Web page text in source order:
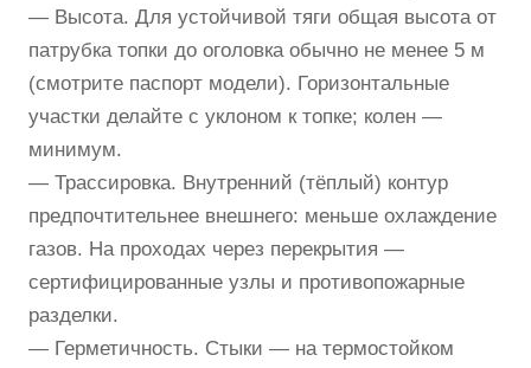
— Высота. Для устойчивой тяги общая высота от
патрубка топки до оголовка обычно не менее 5 м
(смотрите паспорт модели). Горизонтальные
участки делайте с уклоном к топке; колен —
минимум.
— Трассировка. Внутренний (тёплый) контур
предпочтительнее внешнего: меньше охлаждение
газов. На проходах через перекрытия —
сертифицированные узлы и противопожарные
разделки.
— Герметичность. Стыки — на термостойком